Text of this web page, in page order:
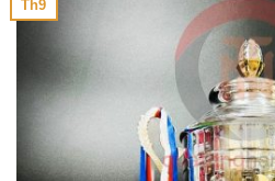
Th9